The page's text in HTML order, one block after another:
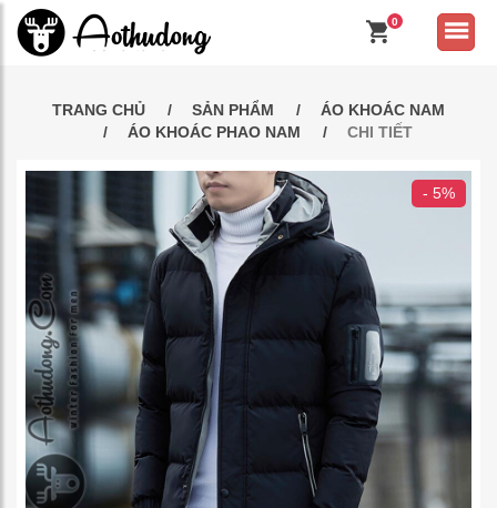
0
TRANG CHỦ SẢN PHẨM
ÁO KHOÁC NAM
ÁO KHOÁC PHAO NAM
CHI TIẾT
- 5%